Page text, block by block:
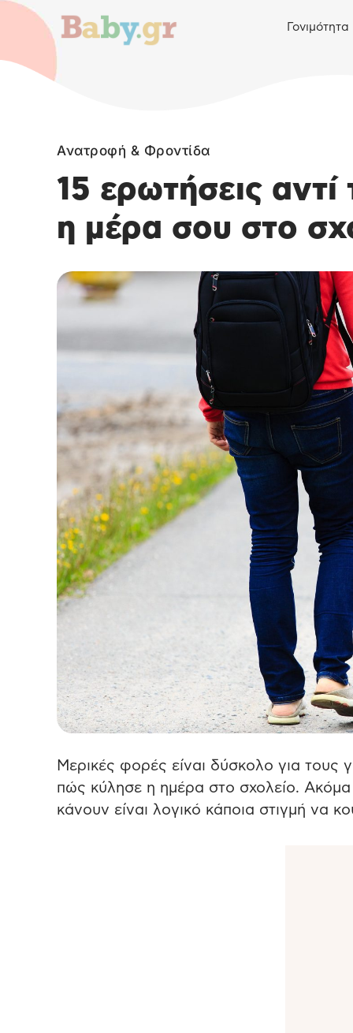
Γονιμότητα
Ανατροφή & Φροντίδα
15 ερωτήσεις
η μέρα σου στο
Μερικές φορές είναι δύσκολο για τους
πώς κύλησε η ημέρα στο σχολείο.
κάνουν είναι λογικό κάποια στιγμή να